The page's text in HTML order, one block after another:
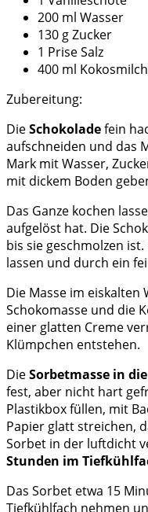
200 ml Wasser
130 g Zucker
1 Prise Salz
400 ml Kokosmilch
Zubereitung:
DieSchokoladefein
aufschneiden und das
Mark mit Wasser,
mit dickem Boden
Das Ganze kochen
aufgelöst hat. Die
bis sie geschmolzen
lassen und durch ein
Die Masse im eiskalten
Schokomasse und die
einer glatten Creme
Klümpchen entstehen.
DieSorbetmasse in
fest, aber nicht hart
Plastikbox füllen, mit
Papier glatt streichen,
Sorbet in der luftdicht
Stunden im
Das Sorbet etwa 15
Tiefkühlfach nehmen